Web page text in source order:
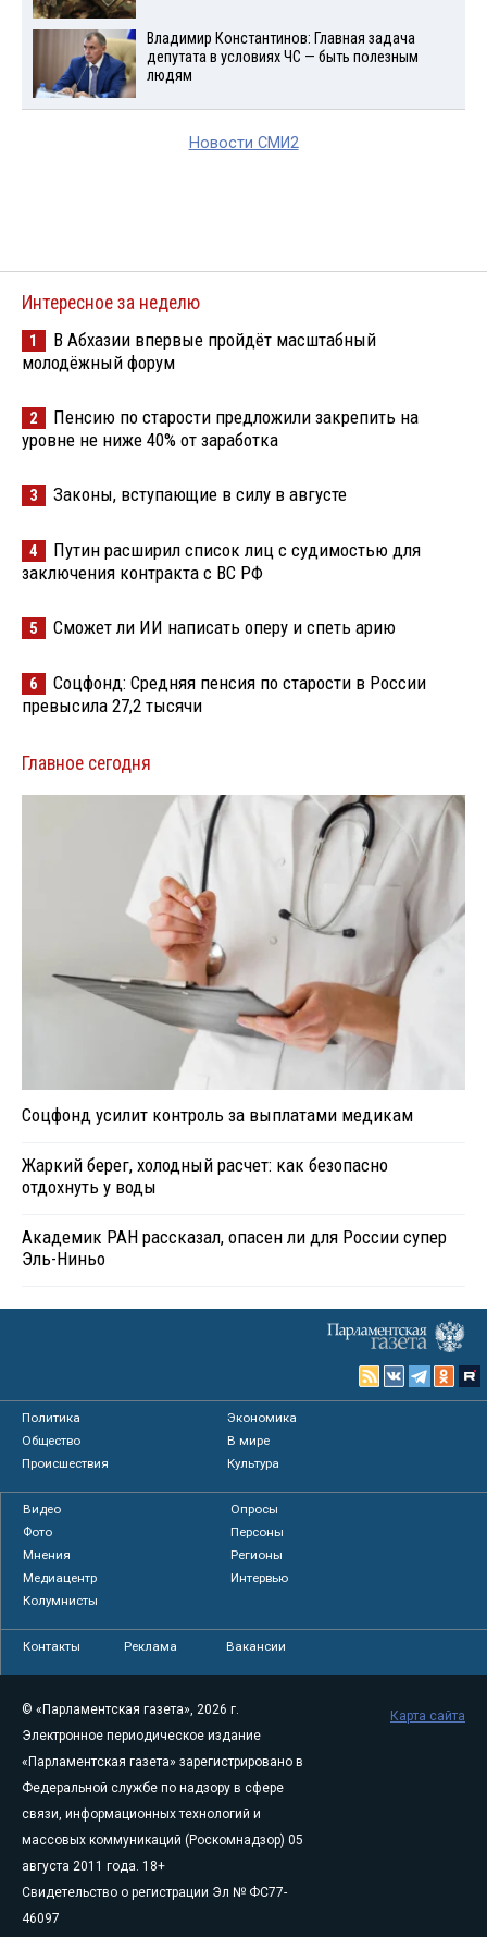
Владимир Константинов: Главная задача
депутата в условиях ЧС — быть полезным
людям
Новости СМИ2
Интересное за неделю
1
В Абхазии впервые пройдёт масштабный
молодёжный форум
2
Пенсию по старости предложили закрепить на
уровне не ниже 40% от заработка
3 Законы, вступающие в силу в августе
4
Путин расширил список лиц с судимостью для
заключения контракта с ВС РФ
5 Сможет ли ИИ написать оперу и спеть арию
6
Соцфонд: Средняя пенсия по старости в России
превысила 27,2 тысячи
Главное сегодня
Соцфонд усилит контроль за выплатами медикам
Жаркий берег, холодный расчет: как безопасно
отдохнуть у воды
Академик РАН рассказал, опасен ли для России супер
Эль-Ниньо
Политика
Экономика
Общество
В мире
Происшествия
Культура
Видео
Опросы
Фото
Персоны
Мнения
Регионы
Медиацентр
Интервью
Колумнисты
Контакты Реклама Вакансии
© «Парламентская газета», 2026 г.
Электронное периодическое издание
«Парламентская газета» зарегистрировано в
Федеральной службе по надзору в сфере
связи, информационных технологий и
массовых коммуникаций (Роскомнадзор) 05
августа 2011 года. 18+
Свидетельство о регистрации Эл № ФС77-
46097
Карта сайта